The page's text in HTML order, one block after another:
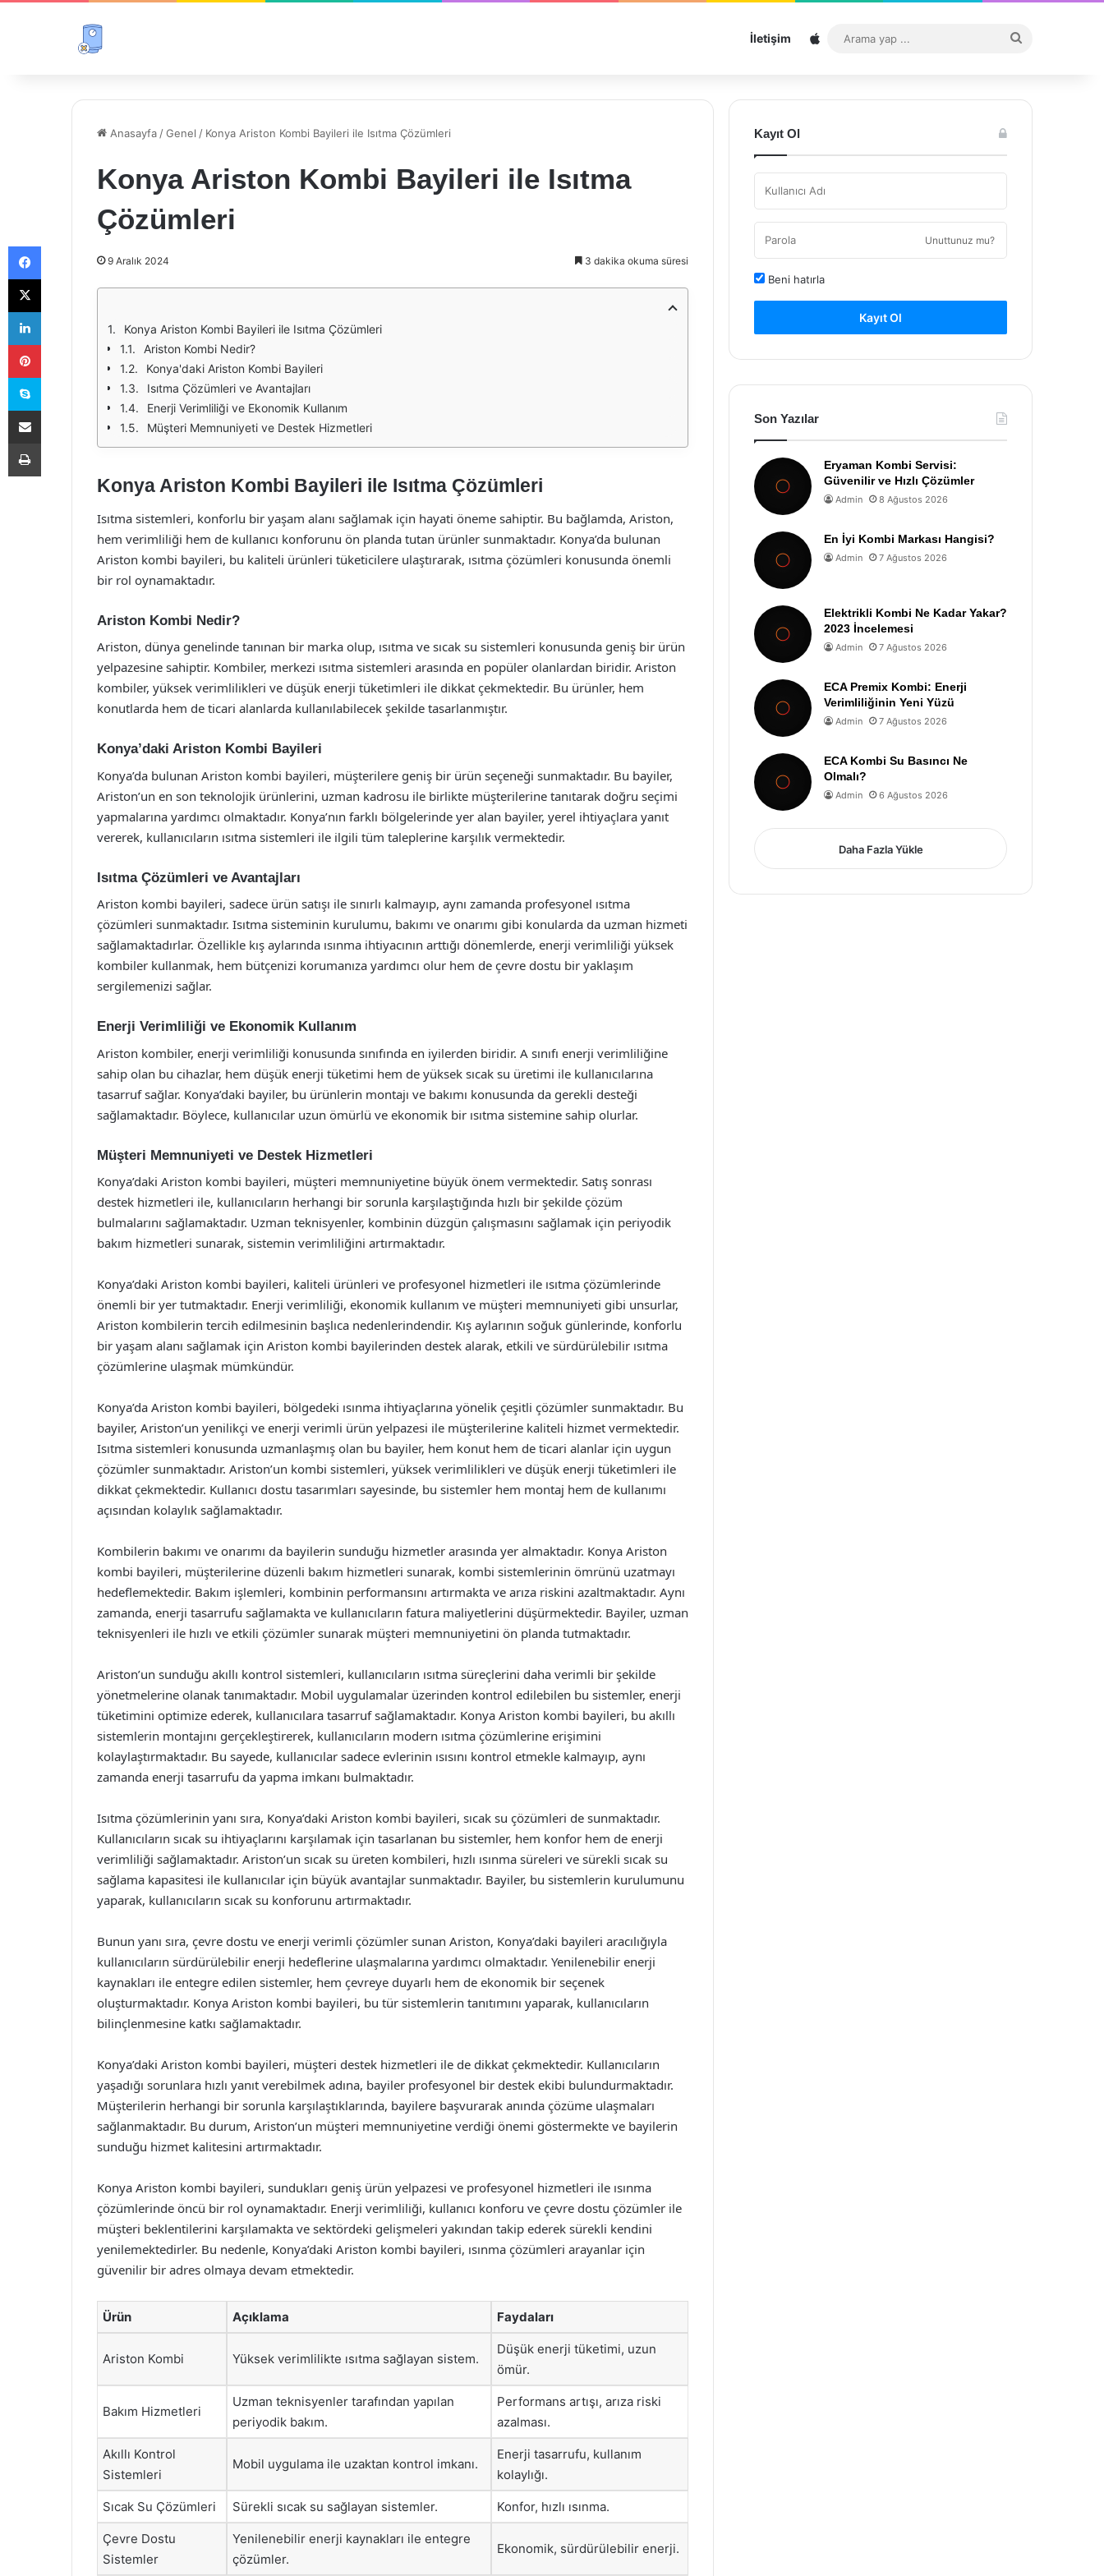
İletişim Sitemap
...
Anasayfa /Genel / Konya Ariston Kombi Bayileri ile Isıtma Çözümleri
Konya Ariston Kombi Bayileri ile Isıtma
Çözümleri
9 Aralık 2024 3 dakika okuma süresi
Konya Ariston Kombi Bayileri ile Isıtma Çözümleri
Ariston Kombi Nedir?
Konya'daki Ariston Kombi Bayileri
Isıtma Çözümleri ve Avantajları
Enerji Verimliliği ve Ekonomik Kullanım
Müşteri Memnuniyeti ve Destek Hizmetleri
Konya Ariston Kombi Bayileri ile Isıtma Çözümleri
Isıtma sistemleri, konforlu bir yaşam alanı sağlamak için hayati öneme sahiptir. Bu bağlamda, Ariston,
hem verimliliği hem de kullanıcı konforunu ön planda tutan ürünler sunmaktadır. Konya’da bulunan
Ariston kombi bayileri, bu kaliteli ürünleri tüketicilere ulaştırarak, ısıtma çözümleri konusunda önemli
bir rol oynamaktadır.
Ariston Kombi Nedir?
Ariston, dünya genelinde tanınan bir marka olup, ısıtma ve sıcak su sistemleri konusunda geniş bir ürün
yelpazesine sahiptir. Kombiler, merkezi ısıtma sistemleri arasında en popüler olanlardan biridir. Ariston
kombiler, yüksek verimlilikleri ve düşük enerji tüketimleri ile dikkat çekmektedir. Bu ürünler, hem
konutlarda hem de ticari alanlarda kullanılabilecek şekilde tasarlanmıştır.
Konya’daki Ariston Kombi Bayileri
Konya’da bulunan Ariston kombi bayileri, müşterilere geniş bir ürün seçeneği sunmaktadır. Bu bayiler,
Ariston’un en son teknolojik ürünlerini, uzman kadrosu ile birlikte müşterilerine tanıtarak doğru seçimi
yapmalarına yardımcı olmaktadır. Konya’nın farklı bölgelerinde yer alan bayiler, yerel ihtiyaçlara yanıt
vererek, kullanıcıların ısıtma sistemleri ile ilgili tüm taleplerine karşılık vermektedir.
Isıtma Çözümleri ve Avantajları
Ariston kombi bayileri, sadece ürün satışı ile sınırlı kalmayıp, aynı zamanda profesyonel ısıtma
çözümleri sunmaktadır. Isıtma sisteminin kurulumu, bakımı ve onarımı gibi konularda da uzman hizmeti
sağlamaktadırlar. Özellikle kış aylarında ısınma ihtiyacının arttığı dönemlerde, enerji verimliliği yüksek
kombiler kullanmak, hem bütçenizi korumanıza yardımcı olur hem de çevre dostu bir yaklaşım
sergilemenizi sağlar.
Enerji Verimliliği ve Ekonomik Kullanım
Ariston kombiler, enerji verimliliği konusunda sınıfında en iyilerden biridir. A sınıfı enerji verimliliğine
sahip olan bu cihazlar, hem düşük enerji tüketimi hem de yüksek sıcak su üretimi ile kullanıcılarına
tasarruf sağlar. Konya’daki bayiler, bu ürünlerin montajı ve bakımı konusunda da gerekli desteği
sağlamaktadır. Böylece, kullanıcılar uzun ömürlü ve ekonomik bir ısıtma sistemine sahip olurlar.
Müşteri Memnuniyeti ve Destek Hizmetleri
Konya’daki Ariston kombi bayileri, müşteri memnuniyetine büyük önem vermektedir. Satış sonrası
destek hizmetleri ile, kullanıcıların herhangi bir sorunla karşılaştığında hızlı bir şekilde çözüm
bulmalarını sağlamaktadır. Uzman teknisyenler, kombinin düzgün çalışmasını sağlamak için periyodik
bakım hizmetleri sunarak, sistemin verimliliğini artırmaktadır.
Konya’daki Ariston kombi bayileri, kaliteli ürünleri ve profesyonel hizmetleri ile ısıtma çözümlerinde
önemli bir yer tutmaktadır. Enerji verimliliği, ekonomik kullanım ve müşteri memnuniyeti gibi unsurlar,
Ariston kombilerin tercih edilmesinin başlıca nedenlerindendir. Kış aylarının soğuk günlerinde, konforlu
bir yaşam alanı sağlamak için Ariston kombi bayilerinden destek alarak, etkili ve sürdürülebilir ısıtma
çözümlerine ulaşmak mümkündür.
Konya’da Ariston kombi bayileri, bölgedeki ısınma ihtiyaçlarına yönelik çeşitli çözümler sunmaktadır. Bu
bayiler, Ariston’un yenilikçi ve enerji verimli ürün yelpazesi ile müşterilerine kaliteli hizmet vermektedir.
Isıtma sistemleri konusunda uzmanlaşmış olan bu bayiler, hem konut hem de ticari alanlar için uygun
çözümler sunmaktadır. Ariston’un kombi sistemleri, yüksek verimlilikleri ve düşük enerji tüketimleri ile
dikkat çekmektedir. Kullanıcı dostu tasarımları sayesinde, bu sistemler hem montaj hem de kullanımı
açısından kolaylık sağlamaktadır.
Kombilerin bakımı ve onarımı da bayilerin sunduğu hizmetler arasında yer almaktadır. Konya Ariston
kombi bayileri, müşterilerine düzenli bakım hizmetleri sunarak, kombi sistemlerinin ömrünü uzatmayı
hedeflemektedir. Bakım işlemleri, kombinin performansını artırmakta ve arıza riskini azaltmaktadır. Aynı
zamanda, enerji tasarrufu sağlamakta ve kullanıcıların fatura maliyetlerini düşürmektedir. Bayiler, uzman
teknisyenleri ile hızlı ve etkili çözümler sunarak müşteri memnuniyetini ön planda tutmaktadır.
Ariston’un sunduğu akıllı kontrol sistemleri, kullanıcıların ısıtma süreçlerini daha verimli bir şekilde
yönetmelerine olanak tanımaktadır. Mobil uygulamalar üzerinden kontrol edilebilen bu sistemler, enerji
tüketimini optimize ederek, kullanıcılara tasarruf sağlamaktadır. Konya Ariston kombi bayileri, bu akıllı
sistemlerin montajını gerçekleştirerek, kullanıcıların modern ısıtma çözümlerine erişimini
kolaylaştırmaktadır. Bu sayede, kullanıcılar sadece evlerinin ısısını kontrol etmekle kalmayıp, aynı
zamanda enerji tasarrufu da yapma imkanı bulmaktadır.
Isıtma çözümlerinin yanı sıra, Konya’daki Ariston kombi bayileri, sıcak su çözümleri de sunmaktadır.
Kullanıcıların sıcak su ihtiyaçlarını karşılamak için tasarlanan bu sistemler, hem konfor hem de enerji
verimliliği sağlamaktadır. Ariston’un sıcak su üreten kombileri, hızlı ısınma süreleri ve sürekli sıcak su
sağlama kapasitesi ile kullanıcılar için büyük avantajlar sunmaktadır. Bayiler, bu sistemlerin kurulumunu
yaparak, kullanıcıların sıcak su konforunu artırmaktadır.
Bunun yanı sıra, çevre dostu ve enerji verimli çözümler sunan Ariston, Konya’daki bayileri aracılığıyla
kullanıcıların sürdürülebilir enerji hedeflerine ulaşmalarına yardımcı olmaktadır. Yenilenebilir enerji
kaynakları ile entegre edilen sistemler, hem çevreye duyarlı hem de ekonomik bir seçenek
oluşturmaktadır. Konya Ariston kombi bayileri, bu tür sistemlerin tanıtımını yaparak, kullanıcıların
bilinçlenmesine katkı sağlamaktadır.
Konya’daki Ariston kombi bayileri, müşteri destek hizmetleri ile de dikkat çekmektedir. Kullanıcıların
yaşadığı sorunlara hızlı yanıt verebilmek adına, bayiler profesyonel bir destek ekibi bulundurmaktadır.
Müşterilerin herhangi bir sorunla karşılaştıklarında, bayilere başvurarak anında çözüme ulaşmaları
sağlanmaktadır. Bu durum, Ariston’un müşteri memnuniyetine verdiği önemi göstermekte ve bayilerin
sunduğu hizmet kalitesini artırmaktadır.
Konya Ariston kombi bayileri, sundukları geniş ürün yelpazesi ve profesyonel hizmetleri ile ısınma
çözümlerinde öncü bir rol oynamaktadır. Enerji verimliliği, kullanıcı konforu ve çevre dostu çözümler ile
müşteri beklentilerini karşılamakta ve sektördeki gelişmeleri yakından takip ederek sürekli kendini
yenilemektedirler. Bu nedenle, Konya’daki Ariston kombi bayileri, ısınma çözümleri arayanlar için
güvenilir bir adres olmaya devam etmektedir.
Ürün Açıklama Faydaları
Ariston Kombi Yüksek verimlilikte ısıtma sağlayan sistem.
Düşük enerji tüketimi, uzun
ömür.
Bakım Hizmetleri
Uzman teknisyenler tarafından yapılan
periyodik bakım.
Performans artışı, arıza riski
azalması.
Akıllı Kontrol
Sistemleri
Mobil uygulama ile uzaktan kontrol imkanı.
Enerji tasarrufu, kullanım
kolaylığı.
Sıcak Su Çözümleri Sürekli sıcak su sağlayan sistemler. Konfor, hızlı ısınma.
Çevre Dostu
Sistemler
Yenilenebilir enerji kaynakları ile entegre
çözümler.
Ekonomik, sürdürülebilir enerji.
Kayıt Ol
Unuttunuz mu?
Beni hatırla
Kayıt Ol
Son Yazılar
Eryaman Kombi Servisi:
Güvenilir ve Hızlı Çözümler
Admin 8 Ağustos 2026
En İyi Kombi Markası Hangisi?
Admin 7 Ağustos 2026
Elektrikli Kombi Ne Kadar Yakar?
2023 İncelemesi
Admin 7 Ağustos 2026
ECA Premix Kombi: Enerji
Verimliliğinin Yeni Yüzü
Admin 7 Ağustos 2026
ECA Kombi Su Basıncı Ne
Olmalı?
Admin 6 Ağustos 2026
Daha Fazla Yükle
Facebook
X
LinkedIn
Pinterest
Skype
E-Posta ile paylaş